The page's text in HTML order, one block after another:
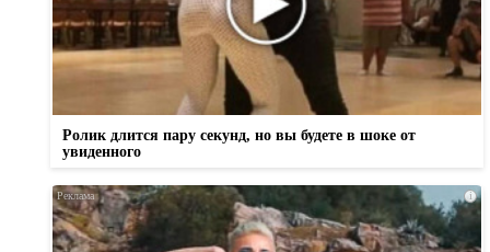
Ролик длится пару секунд, но вы будете в шоке от
увиденного
i